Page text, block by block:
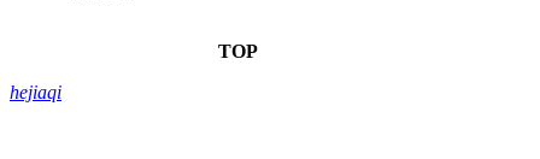
TOP
hejiaqi